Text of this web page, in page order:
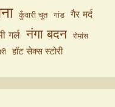
कुँवारी चूत गांड गैर मर्द
गर्ल नंगा बदन रोमांस
हॉट सेक्स स्टोरी